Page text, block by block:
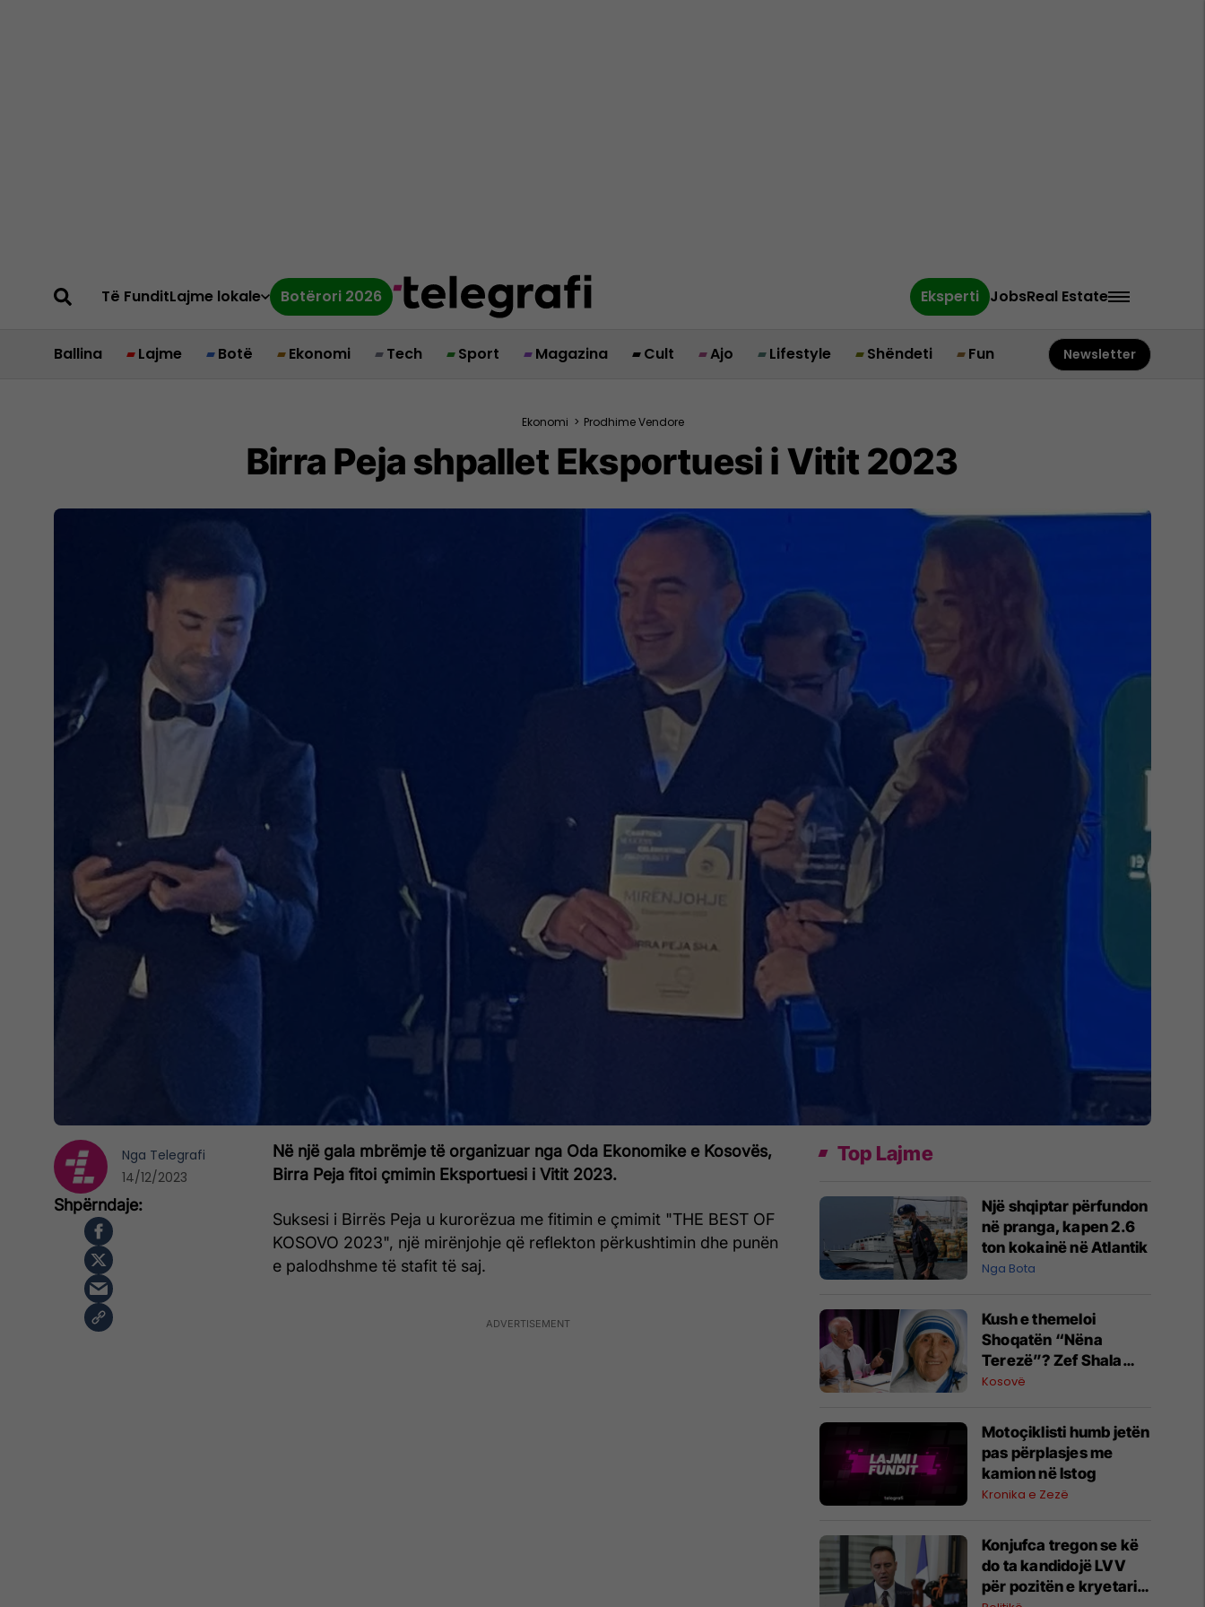
Të FunditLajme lokale Botërori 2026 Eksperti JobsReal Estate
Ballina Lajme Botë Ekonomi Tech Sport Magazina Cult Ajo Lifestyle Shëndeti Fun Newsletter
Ekonomi > Prodhime Vendore
Birra Peja shpallet Eksportuesi i Vitit 2023
Në një gala mbrëmje të organizuar nga Oda Ekonomike e Kosovës,
Birra Peja fitoi çmimin Eksportuesi i Vitit 2023.
Suksesi i Birrës Peja u kurorëzua me fitimin e çmimit "THE BEST OF
KOSOVO 2023", një mirënjohje që reflekton përkushtimin dhe punën
e palodhshme të stafit të saj.
Nga Telegrafi
14/12/2023
Top Lajme
Një shqiptar përfundon
në pranga, kapen 2.6
ton kokainë në Atlantik
Nga Bota
Kush e themeloi
Shoqatën “Nëna
Terezë”? Zef Shala
rrëfen si nisi iniciativa
Kosovë
Motoçiklisti humb jetën
pas përplasjes me
kamion në Istog
Kronika e Zezë
Konjufca tregon se kë
do ta kandidojë LVV
për pozitën e kryetarit